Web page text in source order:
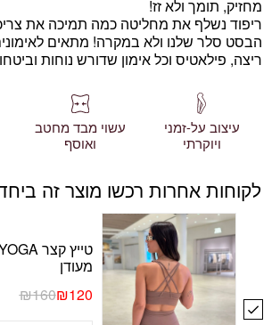
מחזיק, תומך ולא זז!
ריפוד נשלף את מחליטה כמה תמיכה את
הבסט סלרשלנו ולא במקרה! מתאים
ריצה, פילאטיס וכל אימון שדורש נוחות
עיצוב על-זמני
ויוקרתי
עשוי מבד מחטב
ואוסף
לקוחות אחרות רכשו מוצר זה
מעודן
₪160₪120